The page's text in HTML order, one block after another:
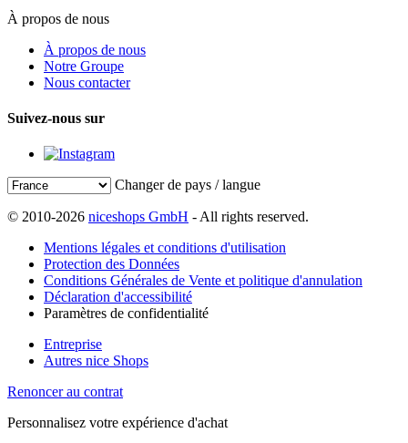
À propos de nous
À propos de nous
Notre Groupe
Nous contacter
Suivez-nous sur
Changer de pays / langue
© 2010-2026 niceshops GmbH - All rights reserved.
Mentions légales et conditions d'utilisation
Protection des Données
Conditions Générales de Vente et politique d'annulation
Déclaration d'accessibilité
Paramètres de confidentialité
Entreprise
Autres nice Shops
Renoncer au contrat
Personnalisez votre expérience d'achat